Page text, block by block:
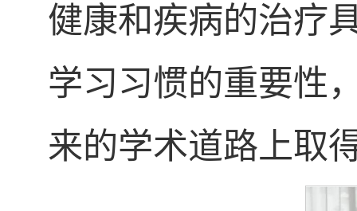
健康和疾病的治疗
学习习惯的重要性
来的学术道路上取